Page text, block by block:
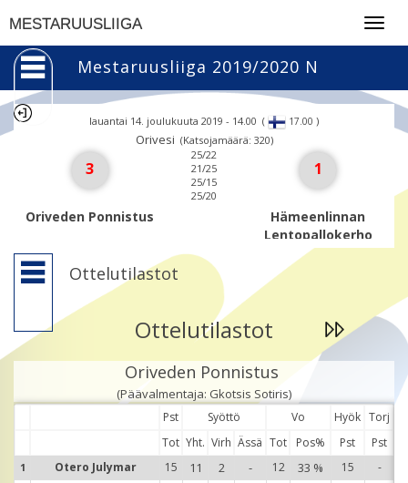
MESTARUUSLIIGA
Mestaruusliiga 2019/2020 N
lauantai 14. joulukuuta 2019 - 14.00 ( 17.00 )
Orivesi (Katsojamäärä: 320)
3
Oriveden Ponnistus
25/22
21/25
25/15
25/20
1
Hämeenlinnan
Lentopallokerho
Ottelutilastot
Ottelutilastot
Oriveden Ponnistus
(Päävalmentaja: Gkotsis Sotiris)
Pst Syöttö Vo Hyök Torj
Tot Yht. Virh Ässä Tot Pos% Pst Pst
1 Otero Julymar 15 11 2 - 12 33 % 15 -